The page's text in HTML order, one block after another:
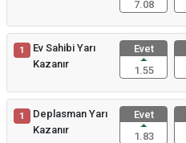
7.08
1
Ev Sahibi Yarı
Kazanır
Evet
1.55
1
Deplasman Yarı
Kazanır
Evet
1.83